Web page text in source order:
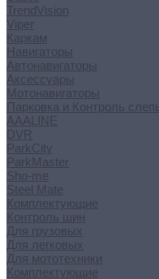
TrendVision
Viper
Каркам
Навигаторы
Автонавигаторы
Аксессуары
Мотонавигаторы
Парковка и Контроль
AAALINE
DVR
ParkCity
ParkMaster
Sho-me
Steel Mate
Комплектующие
Контроль шин
Для грузовых
Для легковых
Для мототехники
Комплектующие